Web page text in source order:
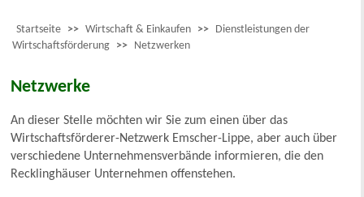
Startseite >> Wirtschaft & Einkaufen >>
Dienstleistungen der
Wirtschaftsförderung >> Netzwerken
Netzwerke
An dieser Stelle möchten wir Sie zum einen über das
Wirtschaftsförderer-Netzwerk Emscher-Lippe, aber auch über
verschiedene Unternehmensverbände informieren, die den
Recklinghäuser Unternehmen offenstehen.